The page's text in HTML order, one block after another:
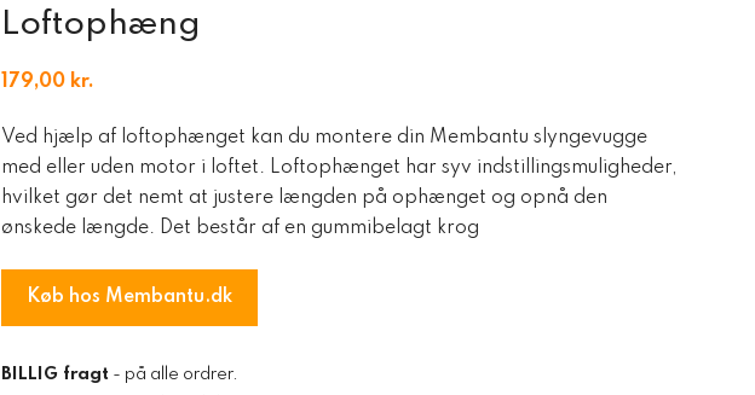
Loftophæng
179,00 kr.
Ved hjælp af loftophænget kan du montere din Membantu slyngevugge
med eller uden motor i loftet. Loftophænget har syv indstillingsmuligheder,
hvilket gør det nemt at justere længden på ophænget og opnå den
ønskede længde. Det består af en gummibelagt krog
Køb hos Membantu.dk
BILLIG fragt - på alle ordrer.